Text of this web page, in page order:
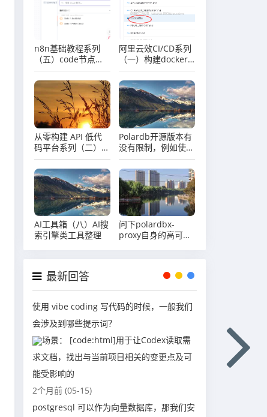
n8n基础教程系列
（五）code节点介
绍
阿里云效CI/CD系列
（一）构建docker
镜像+docker部署实
例的项目案例
从零构建 API 低代
码平台系列（二）技
术选型与架构设计
Polardb开源版本有
没有限制，例如使用
期限、授权许可等要
求?
AI工具箱（八）AI搜
索引擎类工具整理
问下polardbx-
proxy自身的高可用
最新回答
使用 vibe coding 写代码的时候，一般我们
会涉及到哪些提示词？
场景： [code:html]用于让Codex读取需
求文档，找出与当前项目相关的变更点及可
能受影响的
2个月前 (05-15)
postgresql 可以作为向量数据库，那我们安